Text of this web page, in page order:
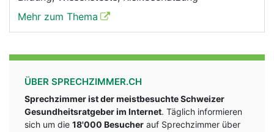
Mehr zum Thema
ÜBER SPRECHZIMMER.CH
Sprechzimmer ist der meistbesuchte Schweizer
Gesundheitsratgeber im Internet. Täglich informieren
sich um die 18'000 Besucher auf Sprechzimmer über